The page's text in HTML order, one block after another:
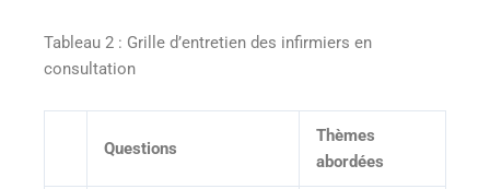
Tableau 2 : Grille d’entretien des infirmiers en
consultation
Questions
Thèmes
abordées